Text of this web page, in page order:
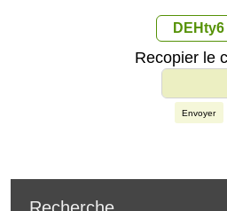
DEHty6
Recopier le
Envoyer